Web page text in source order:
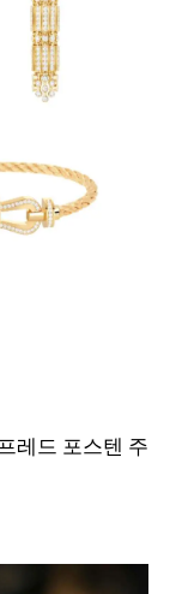
레드 포스텐 주